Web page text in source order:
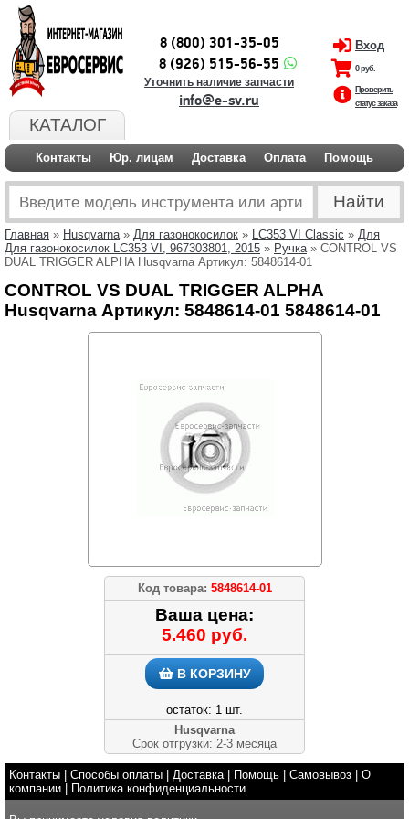
КАТАЛОГ
8 (800) 301-35-05
8 (926) 515-56-55
Уточнить наличие запчасти
info@e-sv.ru
Вход
0 руб.
Проверить
статус заказа
Контакты Юр. лицам Доставка Оплата Помощь
Главная » Husqvarna» Для газонокосилок » LC353 VI Classic » Для
Для газонокосилок LC353 VI, 967303801, 2015 » Ручка» CONTROL VS
DUAL TRIGGER ALPHA Husqvarna Артикул: 5848614-01
CONTROL VS DUAL TRIGGER ALPHA
Husqvarna Артикул: 5848614-01 5848614-01
Код товара: 5848614-01
Ваша цена:
5.460 руб.
В КОРЗИНУ
остаток: 1 шт.
Husqvarna
Срок отгрузки: 2-3 месяца
Контакты Способы оплаты Доставка| Помощь Самовывоз
О
компании
Политика конфиденциальности